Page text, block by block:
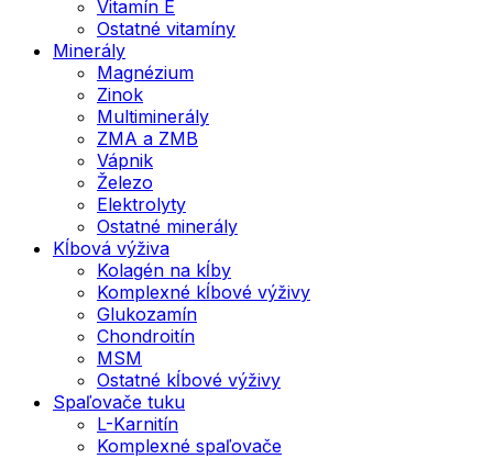
Vitamín E
Ostatné vitamíny
Minerály
Magnézium
Zinok
Multiminerály
ZMA a ZMB
Vápnik
Železo
Elektrolyty
Ostatné minerály
Kĺbová výživa
Kolagén na kĺby
Komplexné kĺbové výživy
Glukozamín
Chondroitín
MSM
Ostatné kĺbové výživy
Spaľovače tuku
L-Karnitín
Komplexné spaľovače